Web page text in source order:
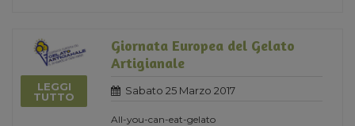
LEGGI
TUTTO
Giornata Europea del Gelato
Artigianale
Sabato 25 Marzo 2017
All-you-can-eat-gelato